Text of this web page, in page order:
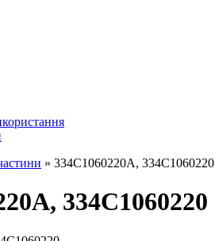
» 334C1060220A, 334C1060220
334C1060220